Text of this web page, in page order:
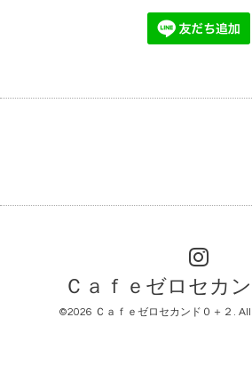
Ｃａｆｅゼロセカ
©2026 Ｃａｆｅゼロセカンド０＋２ .